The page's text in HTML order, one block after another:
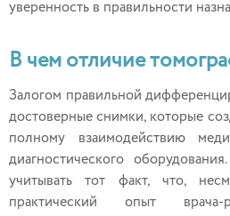
уверенность в правильности
В чем отличие
Залогом правильной
достоверные снимки, которые
полному взаимодействию
диагностического
учитывать тот факт, что,
практический опыт врача-